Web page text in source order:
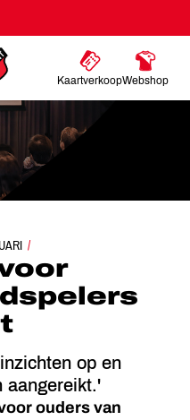
KaartverkoopWebshop
JEUGDSPELERS DRUKBEZOCHT
op en
aangereikt.'
ouders van